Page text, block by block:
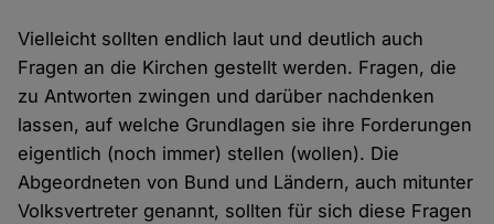
Vielleicht sollten endlich laut und deutlich auch
Fragen an die Kirchen gestellt werden. Fragen, die
zu Antworten zwingen und darüber nachdenken
lassen, auf welche Grundlagen sie ihre Forderungen
eigentlich (noch immer) stellen (wollen). Die
Abgeordneten von Bund und Ländern, auch mitunter
Volksvertreter genannt, sollten für sich diese Fragen